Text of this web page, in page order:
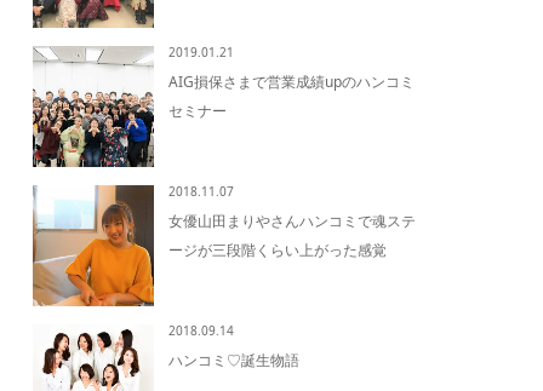
2019.01.21
AIG損保さまで営業成績upのハンコミ
セミナー
2018.11.07
女優山田まりやさんハンコミで魂ステ
ージが三段階くらい上がった感覚
2018.09.14
ハンコミ♡誕生物語